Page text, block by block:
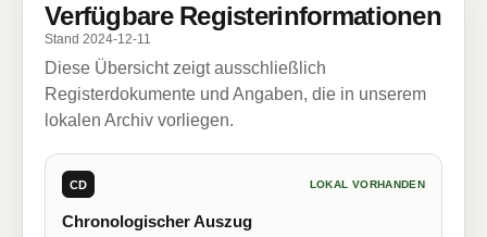
Verfügbare Registerinformationen
Stand 2024-12-11
Diese Übersicht zeigt ausschließlich
Registerdokumente und Angaben, die in unserem
lokalen Archiv vorliegen.
CD LOKAL VORHANDEN
Chronologischer Auszug